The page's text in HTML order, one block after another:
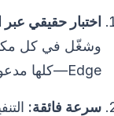
اختبار حقيقي
Edge—كلها مدعومة بشكل أصلي.
سرعة فائقة: